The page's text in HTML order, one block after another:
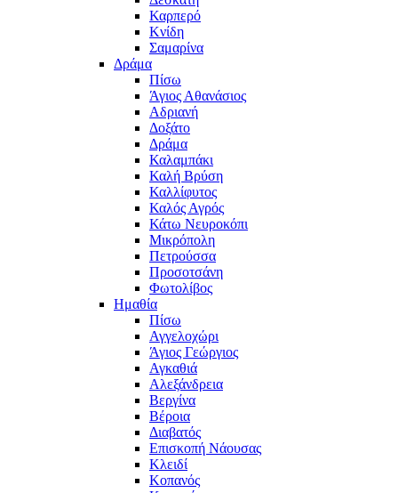
Καρπερό
Κνίδη
Σαμαρίνα
Δράμα
Πίσω
Άγιος Αθανάσιος
Αδριανή
Δοξάτο
Δράμα
Καλαμπάκι
Καλή Βρύση
Καλλίφυτος
Καλός Αγρός
Κάτω Νευροκόπι
Μικρόπολη
Πετρούσσα
Προσοτσάνη
Φωτολίβος
Ημαθία
Πίσω
Αγγελοχώρι
Άγιος Γεώργιος
Αγκαθιά
Αλεξάνδρεια
Βεργίνα
Βέροια
Διαβατός
Επισκοπή Νάουσας
Κλειδί
Κοπανός